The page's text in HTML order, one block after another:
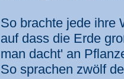
So brachte jede ihre
auf dass die Erde
man dacht' an
So sprachen zwölf